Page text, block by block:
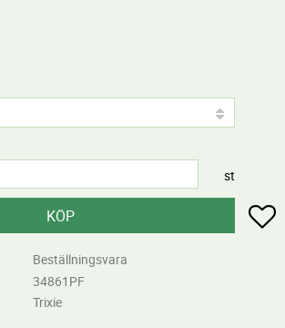
st
KÖP
Beställningsvara
34861PF
Trixie